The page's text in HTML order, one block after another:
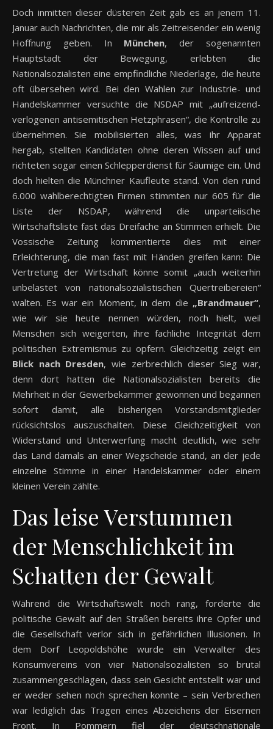
Doch inmitten dieser düsteren Zeit gab es an jenem 11.
Januar auch Nachrichten, die mir als Zeitreisender ein wenig
Hoffnung geben. In München, der sogenannten
Hauptstadt der Bewegung, erlebten die
Nationalsozialisten eine empfindliche Niederlage, die heute
oft übersehen wird. Bei den Wahlen zur Industrie- und
Handelskammer versuchte die NSDAP mit „aufreizend-
verlogenen antisemitischen Hetzphrasen“, die Kontrolle zu
übernehmen. Sie mobilisierten alles, was ihr Apparat
hergab, stellten Kandidaten ohne deren Wissen auf und
richteten sogar einen Schlepperdienst für Säumige ein. Und
doch hielten die Münchner Kaufleute stand. Von den rund
6.000 wahlberechtigten Firmen stimmten nur 605 für die
Liste der NSDAP, während die unparteiische
Wirtschaftsliste fast das Dreifache an Stimmen erhielt. Die
Vossische Zeitung kommentierte dies mit einer
Erleichterung, die man fast mit Händen greifen kann: Die
Vertretung der Wirtschaft könne somit „auch weiterhin
unbelastet von nationalsozialistischen Quertreibereien“
walten. Es war ein Moment, in dem die „Brandmauer“,
wie wir sie heute nennen würden, noch hielt, weil
Menschen sich weigerten, ihre fachliche Integrität dem
politischen Extremismus zu opfern. Gleichzeitig zeigt ein
Blick nach Dresden, wie zerbrechlich dieser Sieg war,
denn dort hatten die Nationalsozialisten bereits die
Mehrheit in der Gewerbekammer gewonnen und begannen
sofort damit, alle bisherigen Vorstandsmitglieder
rücksichtslos auszuschalten. Diese Gleichzeitigkeit von
Widerstand und Unterwerfung macht deutlich, wie sehr
das Land damals an einer Wegscheide stand, an der jede
einzelne Stimme in einer Handelskammer oder einem
kleinen Verein zählte.
Das leise Verstummen
der Menschlichkeit im
Schatten der Gewalt
Während die Wirtschaftswelt noch rang, forderte die
politische Gewalt auf den Straßen bereits ihre Opfer und
die Gesellschaft verlor sich in gefährlichen Illusionen. In
dem Dorf Leopoldshöhe wurde ein Verwalter des
Konsumvereins von vier Nationalsozialisten so brutal
zusammengeschlagen, dass sein Gesicht entstellt war und
er weder sehen noch sprechen konnte – sein Verbrechen
war lediglich das Tragen eines Abzeichens der Eisernen
Front. In Pommern fiel der deutschnationale